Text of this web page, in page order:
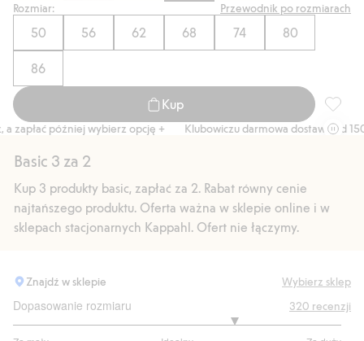
Rozmiar: Przewodnik po rozmiarach
50 56 62 68 74 80
86
Kup
później wybierz opcję + Klubowiczu darmowa dostawa od 150 zł
Basic 3 za 2
Kup 3 produkty basic, zapłać za 2. Rabat równy cenie
najtańszego produktu. Oferta ważna w sklepie online i w
sklepach stacjonarnych Kappahl. Ofert nie łączymy.
Znajdź w sklepie Wybierz sklep
Dopasowanie rozmiaru 320 recenzji